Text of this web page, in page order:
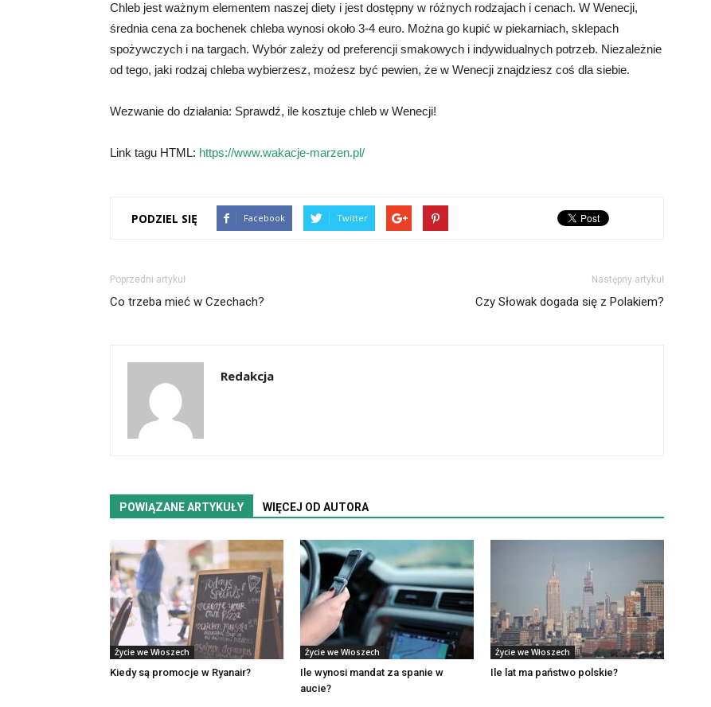
Chleb jest ważnym elementem naszej diety i jest dostępny w różnych rodzajach i cenach. W Wenecji,
średnia cena za bochenek chleba wynosi około 3-4 euro. Można go kupić w piekarniach, sklepach
spożywczych i na targach. Wybór zależy od preferencji smakowych i indywidualnych potrzeb. Niezależnie
od tego, jaki rodzaj chleba wybierzesz, możesz być pewien, że w Wenecji znajdziesz coś dla siebie.
Wezwanie do działania: Sprawdź, ile kosztuje chleb w Wenecji!
Link tagu HTML: https://www.wakacje-marzen.pl/
PODZIEL SIĘ Facebook Twitter
Poprzedni artykuł
Co trzeba mieć w Czechach?
Następny artykuł
Czy Słowak dogada się z Polakiem?
Redakcja
POWIĄZANE ARTYKUŁY WIĘCEJ OD AUTORA
Życie we Włoszech
Kiedy są promocje w Ryanair?
Życie we Włoszech
Ile wynosi mandat za spanie w
aucie?
Życie we Włoszech
Ile lat ma państwo polskie?